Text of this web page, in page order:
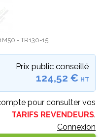
- TR130-15
Prix public conseillé
124,52 € HT
pour consulter vos
TARIFS REVENDEURS.
Connexion